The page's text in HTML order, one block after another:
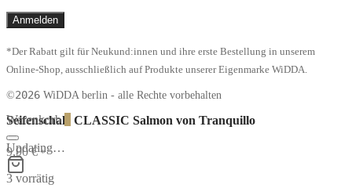
Seifenschale CLASSIC Salmon von Tranquillo
9,90€ *
3 vorrätig
*Der Rabatt gilt für Neukund:innen und ihre erste Bestellung in unserem
Online-Shop, ausschließlich auf Produkte unserer Eigenmarke WiDDA.
©2026 WiDDA berlin - alle Rechte vorbehalten
Warenkorb
Updating…